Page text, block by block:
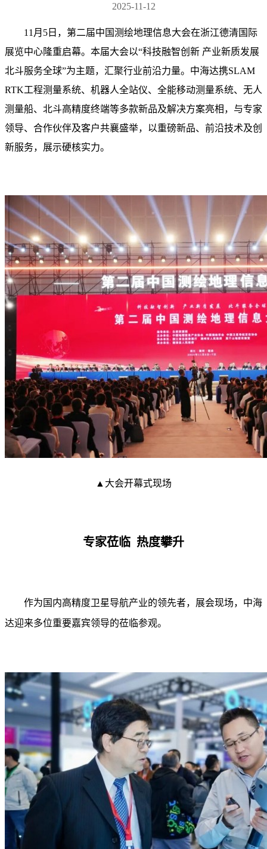
2025-11-12
11月5日，第二届中国测绘地理信息大会在浙江德清国际
展览中心隆重启幕。本届大会以“科技融智创新 产业新质发展
北斗服务全球”为主题，汇聚行业前沿力量。中海达携SLAM
RTK工程测量系统、机器人全站仪、全能移动测量系统、无人
测量船、北斗高精度终端等多款新品及解决方案亮相，与专家
领导、合作伙伴及客户共襄盛举，以重磅新品、前沿技术及创
新服务，展示硬核实力。
▲大会开幕式现场
专家莅临 热度攀升
作为国内高精度卫星导航产业的领先者，展会现场，中海
达迎来多位重要嘉宾领导的莅临参观。